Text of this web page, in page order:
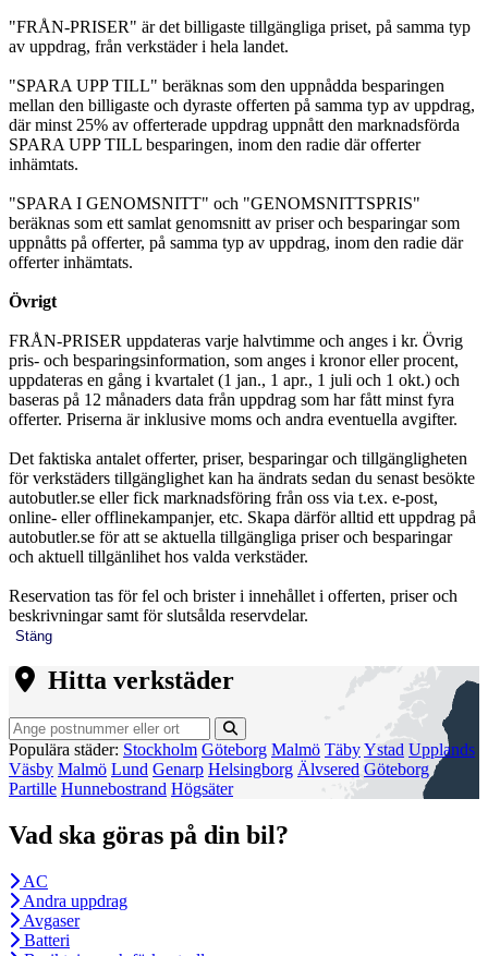
"FRÅN-PRISER" är det billigaste tillgängliga priset, på samma typ
av uppdrag, från verkstäder i hela landet.
"SPARA UPP TILL" beräknas som den uppnådda besparingen
mellan den billigaste och dyraste offerten på samma typ av uppdrag,
där minst 25% av offerterade uppdrag uppnått den marknadsförda
SPARA UPP TILL besparingen, inom den radie där offerter
inhämtats.
"SPARA I GENOMSNITT" och "GENOMSNITTSPRIS"
beräknas som ett samlat genomsnitt av priser och besparingar som
uppnåtts på offerter, på samma typ av uppdrag, inom den radie där
offerter inhämtats.
Övrigt
FRÅN-PRISER uppdateras varje halvtimme och anges i kr. Övrig
pris- och besparingsinformation, som anges i kronor eller procent,
uppdateras en gång i kvartalet (1 jan., 1 apr., 1 juli och 1 okt.) och
baseras på 12 månaders data från uppdrag som har fått minst fyra
offerter. Priserna är inklusive moms och andra eventuella avgifter.
Det faktiska antalet offerter, priser, besparingar och tillgängligheten
för verkstäders tillgänglighet kan ha ändrats sedan du senast besökte
autobutler.se eller fick marknadsföring från oss via t.ex. e-post,
online- eller offlinekampanjer, etc. Skapa därför alltid ett uppdrag på
autobutler.se för att se aktuella tillgängliga priser och besparingar
och aktuell tillgänlihet hos valda verkstäder.
Reservation tas för fel och brister i innehållet i offerten, priser och
beskrivningar samt för slutsålda reservdelar.
Stäng
Hitta verkstäder
Populära städer: Stockholm Göteborg Malmö TäbyYstad Upplands
Väsby Malmö Lund Genarp Helsingborg Älvsered Göteborg
Partille Hunnebostrand Högsäter
Vad ska göras på din bil?
AC
Andra uppdrag
Avgaser
Batteri